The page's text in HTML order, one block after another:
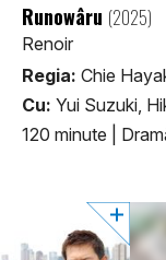
Runowâru (2025)
Renoir
Regia: Chie
Cu: Yui Suzuki,
120 minute